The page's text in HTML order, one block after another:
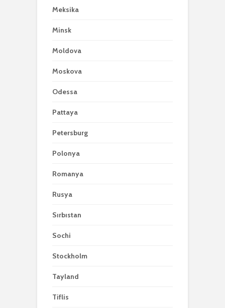
Meksika
Minsk
Moldova
Moskova
Odessa
Pattaya
Petersburg
Polonya
Romanya
Rusya
Sırbıstan
Sochi
Stockholm
Tayland
Tiflis